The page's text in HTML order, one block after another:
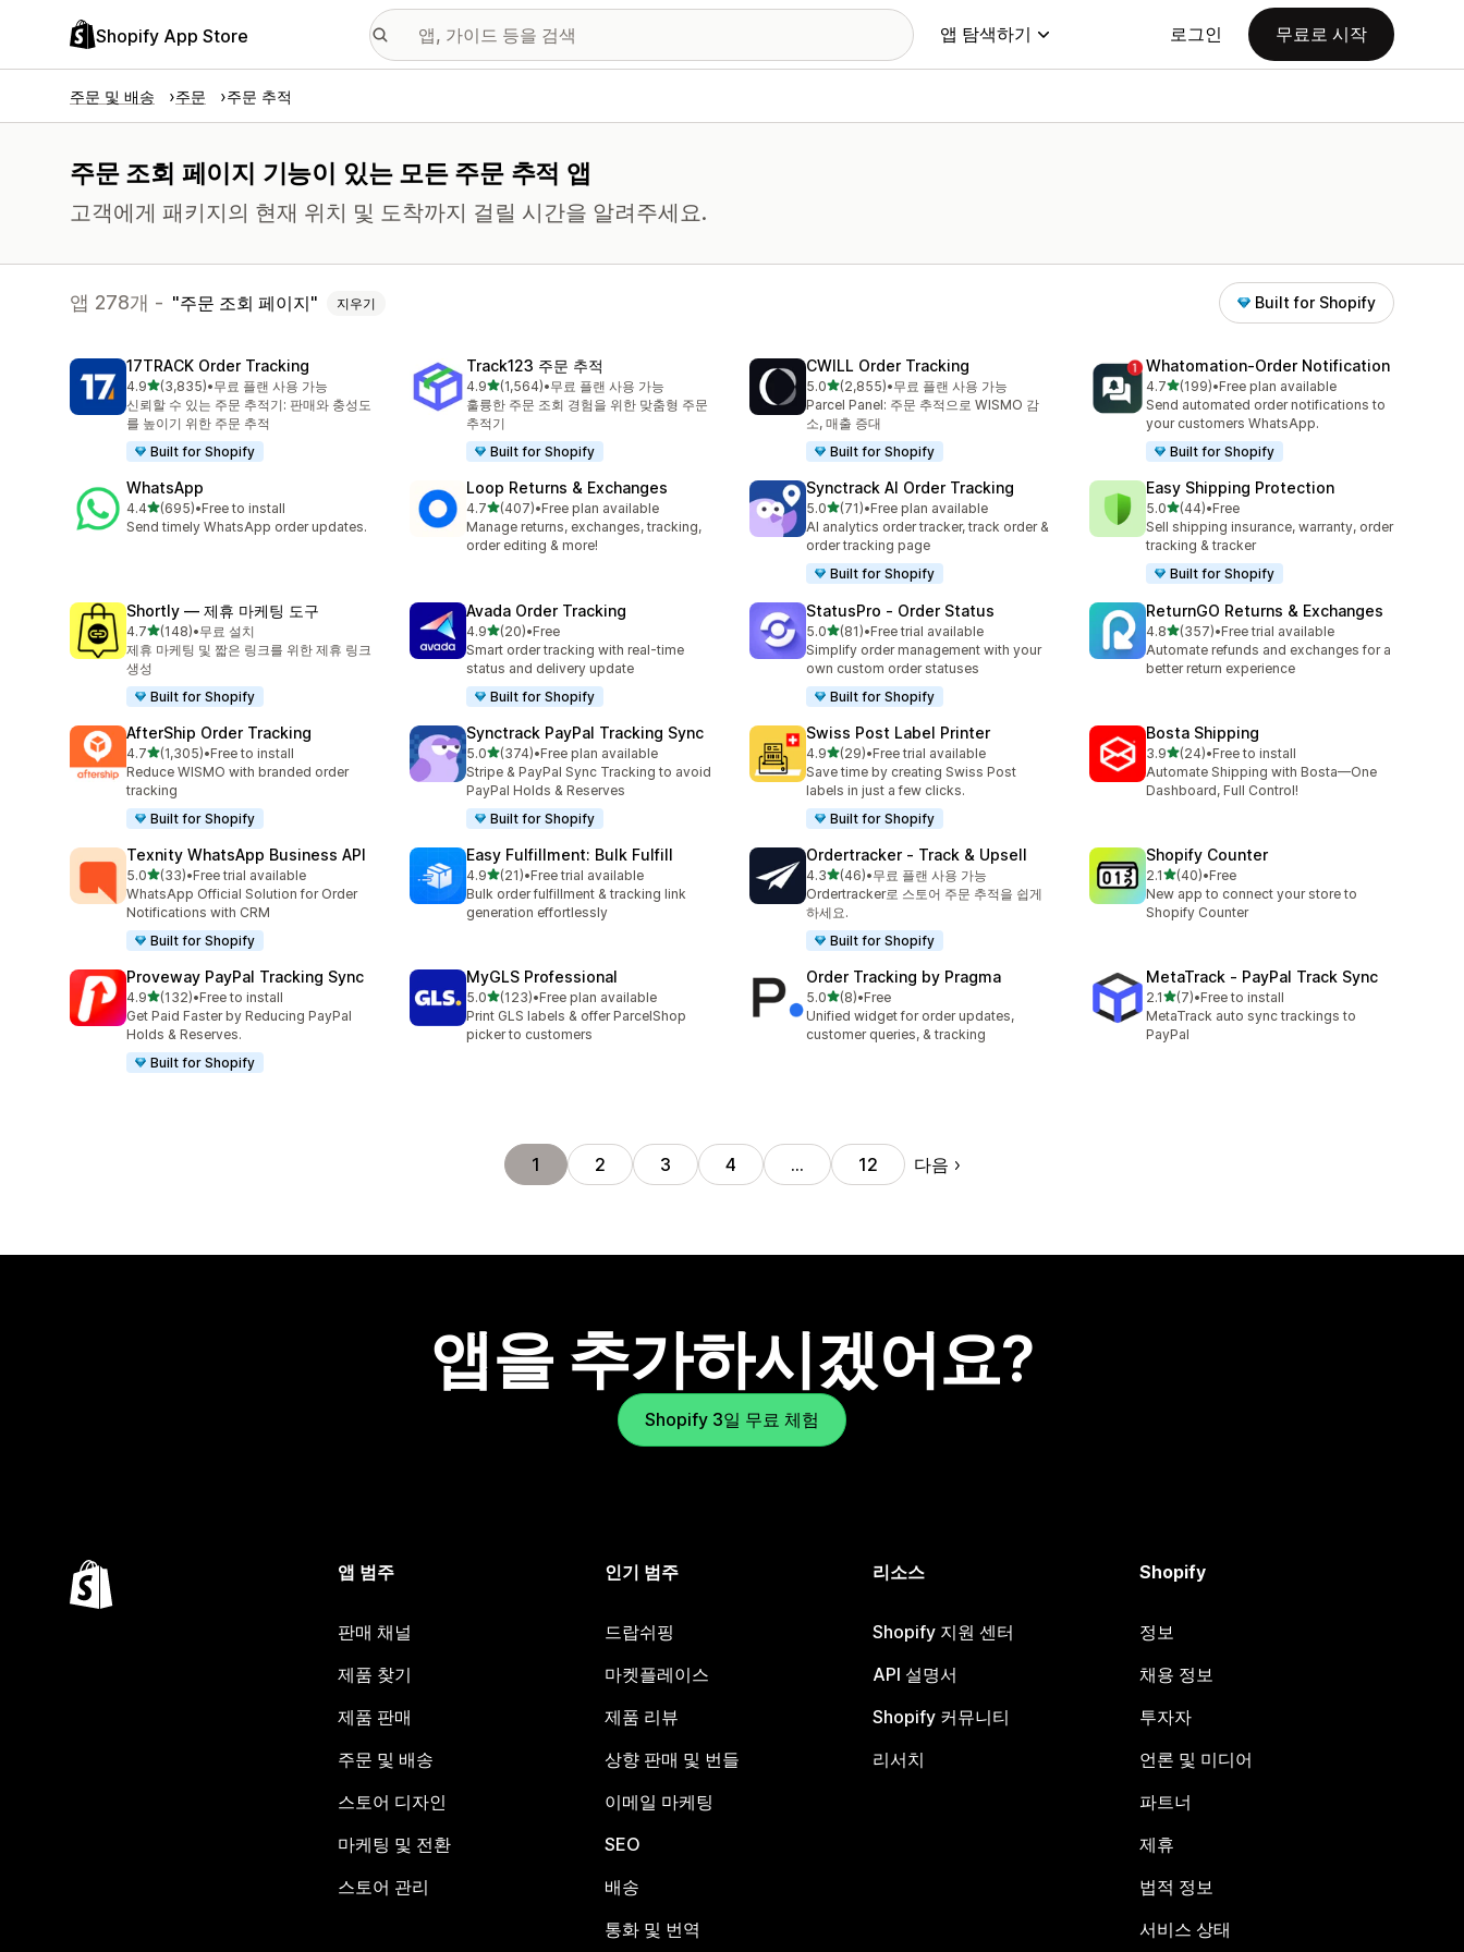
Shopify App Store 앱 탐색하기 로그인 무료로 시작
주문 및 배송 주문 주문 추적
주문 조회 페이지 기능이 있는 모든 주문 추적 앱
고객에게 패키지의 현재 위치 및 도착까지 걸릴 시간을 알려주세요.
앱 278개 - 주문 조회 페이지 지우기 Built for Shopify
17TRACK Order Tracking
4.9별 5개 중
(3,835)
총 리뷰 3835개
•무료 플랜 사용 가능
신뢰할 수 있는 주문 추적기: 판매와 충성도
를 높이기 위한 주문 추적
Built for Shopify
Track123 주문 추적
4.9별 5개 중
(1,564)
총 리뷰 1564개
•무료 플랜 사용 가능
훌륭한 주문 조회 경험을 위한 맞춤형 주문
추적기
Built for Shopify
CWILL Order Tracking
5.0별 5개 중
(2,855)
총 리뷰 2855개
•무료 플랜 사용 가능
Parcel Panel: 주문 추적으로 WISMO 감
소, 매출 증대
Built for Shopify
Whatomation‑Order Notification
4.7별 5개 중
(199)
총 리뷰 199개
•Free plan available
Send automated order notifications to
your customers WhatsApp.
Built for Shopify
WhatsApp
4.4별 5개 중
(695)
총 리뷰 695개
•Free to install
Send timely WhatsApp order updates.
Loop Returns & Exchanges
4.7별 5개 중
(407)
총 리뷰 407개
•Free plan available
Manage returns, exchanges, tracking,
order editing & more!
Synctrack AI Order Tracking
5.0별 5개 중
(71)
총 리뷰 71개
•Free plan available
AI analytics order tracker, track order &
order tracking page
Built for Shopify
Easy Shipping Protection
5.0별 5개 중
(44)
총 리뷰 44개
•Free
Sell shipping insurance, warranty, order
tracking & tracker
Built for Shopify
Shortly — 제휴 마케팅 도구
4.7별 5개 중
(148)
총 리뷰 148개
•무료 설치
제휴 마케팅 및 짧은 링크를 위한 제휴 링크
생성
Built for Shopify
Avada Order Tracking
4.9별 5개 중
(20)
총 리뷰 20개
•Free
Smart order tracking with real-time
status and delivery update
Built for Shopify
StatusPro ‑ Order Status
5.0별 5개 중
(81)
총 리뷰 81개
•Free trial available
Simplify order management with your
own custom order statuses
Built for Shopify
ReturnGO Returns & Exchanges
4.8별 5개 중
(357)
총 리뷰 357개
•Free trial available
Automate refunds and exchanges for a
better return experience
AfterShip Order Tracking
4.7별 5개 중
(1,305)
총 리뷰 1305개
•Free to install
Reduce WISMO with branded order
tracking
Built for Shopify
Synctrack PayPal Tracking Sync
5.0별 5개 중
(374)
총 리뷰 374개
•Free plan available
Stripe & PayPal Sync Tracking to avoid
PayPal Holds & Reserves
Built for Shopify
Swiss Post Label Printer
4.9별 5개 중
(29)
총 리뷰 29개
•Free trial available
Save time by creating Swiss Post
labels in just a few clicks.
Built for Shopify
Bosta Shipping
3.9별 5개 중
(24)
총 리뷰 24개
•Free to install
Automate Shipping with Bosta—One
Dashboard, Full Control!
Texnity WhatsApp Business API
5.0별 5개 중
(33)
총 리뷰 33개
•Free trial available
WhatsApp Official Solution for Order
Notifications with CRM
Built for Shopify
Easy Fulfillment: Bulk Fulfill
4.9별 5개 중
(21)
총 리뷰 21개
•Free trial available
Bulk order fulfillment & tracking link
generation effortlessly
Ordertracker ‑ Track & Upsell
4.3별 5개 중
(46)
총 리뷰 46개
•무료 플랜 사용 가능
Ordertracker로 스토어 주문 추적을 쉽게
하세요.
Built for Shopify
Shopify Counter
2.1별 5개 중
(40)
총 리뷰 40개
•Free
New app to connect your store to
Shopify Counter
Proveway PayPal Tracking Sync
4.9별 5개 중
(132)
총 리뷰 132개
•Free to install
Get Paid Faster by Reducing PayPal
Holds & Reserves.
Built for Shopify
MyGLS Professional
5.0별 5개 중
(123)
총 리뷰 123개
•Free plan available
Print GLS labels & offer ParcelShop
picker to customers
Order Tracking by Pragma
5.0별 5개 중
(8)
총 리뷰 8개
•Free
Unified widget for order updates,
customer queries, & tracking
MetaTrack ‑ PayPal Track Sync
2.1별 5개 중
(7)
총 리뷰 7개
•Free to install
MetaTrack auto sync trackings to
PayPal
1 2 3 4 … 12 다음
앱을 추가하시겠어요?
Shopify 3일 무료 체험
앱 범주
판매 채널
제품 찾기
제품 판매
주문 및 배송
스토어 디자인
마케팅 및 전환
스토어 관리
인기 범주
드랍쉬핑
마켓플레이스
제품 리뷰
상향 판매 및 번들
이메일 마케팅
SEO
배송
통화 및 번역
리소스
Shopify 지원 센터
API 설명서
Shopify 커뮤니티
리서치
Shopify
정보
채용 정보
투자자
언론 및 미디어
파트너
제휴
법적 정보
서비스 상태